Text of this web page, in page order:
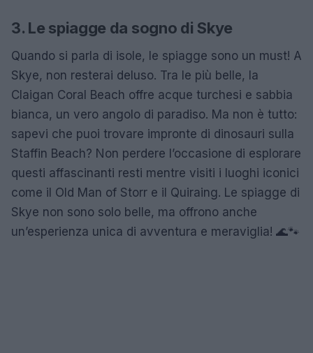
3. Le spiagge da sogno di Skye
Quando si parla di isole, le spiagge sono un must! A
Skye, non resterai deluso. Tra le più belle, la
Claigan Coral Beach offre acque turchesi e sabbia
bianca, un vero angolo di paradiso. Ma non è tutto:
sapevi che puoi trovare impronte di dinosauri sulla
Staffin Beach? Non perdere l’occasione di esplorare
questi affascinanti resti mentre visiti i luoghi iconici
come il Old Man of Storr e il Quiraing. Le spiagge di
Skye non sono solo belle, ma offrono anche
un’esperienza unica di avventura e meraviglia! 🌊🐾